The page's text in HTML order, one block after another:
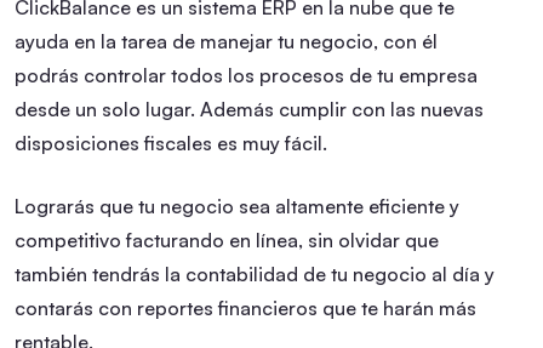
ClickBalance es un sistema ERP en la nube que te
ayuda en la tarea de manejar tu negocio, con él
podrás controlar todos los procesos de tu empresa
desde un solo lugar. Además cumplir con las nuevas
disposiciones fiscales es muy fácil.
Lograrás que tu negocio sea altamente eficiente y
competitivo facturando en línea, sin olvidar que
también tendrás la contabilidad de tu negocio al día y
contarás con reportes financieros que te harán más
rentable.